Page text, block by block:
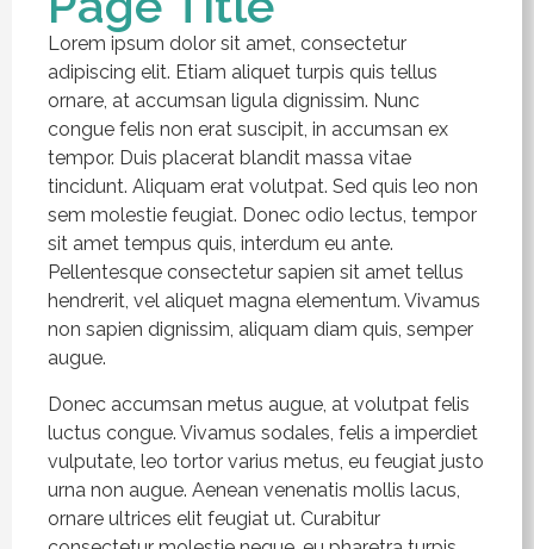
Lorem ipsum dolor sit amet, consectetur
adipiscing elit. Etiam aliquet turpis quis tellus
ornare, at accumsan ligula dignissim. Nunc
congue felis non erat suscipit, in accumsan ex
tempor. Duis placerat blandit massa vitae
tincidunt. Aliquam erat volutpat. Sed quis leo non
sem molestie feugiat. Donec odio lectus, tempor
sit amet tempus quis, interdum eu ante.
Pellentesque consectetur sapien sit amet tellus
hendrerit, vel aliquet magna elementum. Vivamus
non sapien dignissim, aliquam diam quis, semper
augue.
Donec accumsan metus augue, at volutpat felis
luctus congue. Vivamus sodales, felis a imperdiet
vulputate, leo tortor varius metus, eu feugiat justo
urna non augue. Aenean venenatis mollis lacus,
ornare ultrices elit feugiat ut. Curabitur